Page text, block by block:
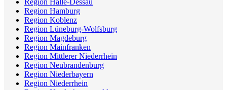
Region Halle-Dessau
Region Hamburg
Region Koblenz
Region Lüneburg-Wolfsburg
Region Magdeburg
Region Mainfranken
Region Mittlerer Niederrhein
Region Neubrandenburg
Region Niederbayern
Region Niederrhein